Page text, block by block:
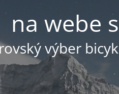
na webe
výber